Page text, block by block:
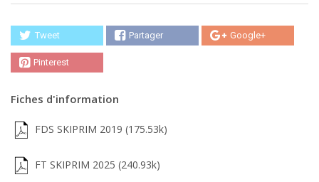
Tweet Partager Google+
Pinterest
Fiches d'information
FDS SKIPRIM 2019 (175.53k)
FT SKIPRIM 2025 (240.93k)